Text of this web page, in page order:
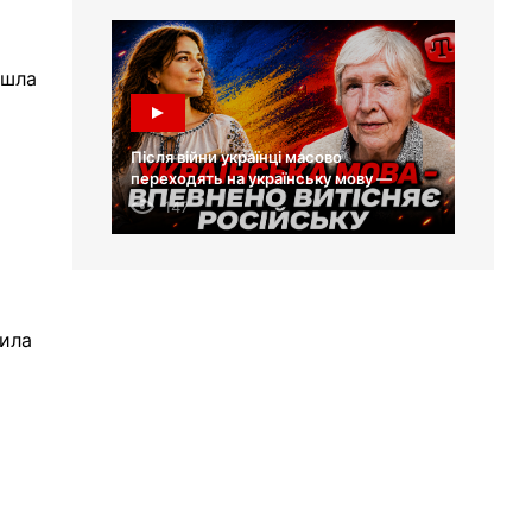
Після війни українці масово
переходять на українську мову —
Лариса Масенко
147